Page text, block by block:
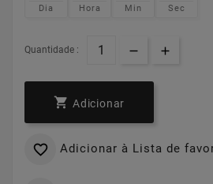
Dia Hora Min Sec
Quantidade :
 Adicionar
 Adicionar à Lista de